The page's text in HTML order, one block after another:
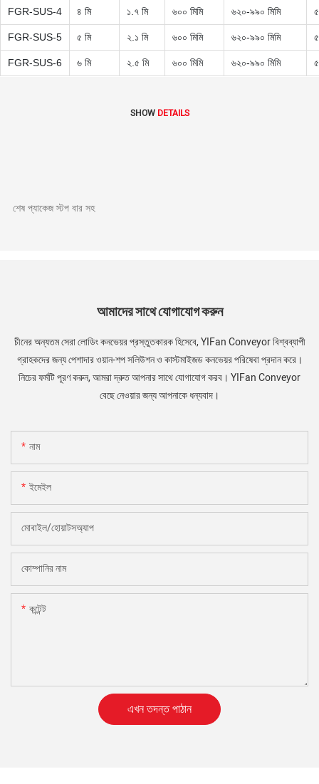
FGR-SUS-4 ৪ মি ১.৭ মি ৬০০ মিমি ৬২০-৯৯০ মিমি
FGR-SUS-5 ৫ মি ২.১ মি ৬০০ মিমি ৬২০-৯৯০ মিমি
FGR-SUS-6 ৬ মি ২.৫ মি ৬০০ মিমি ৬২০-৯৯০ মিমি
SHOW DETAILS
শেষ প্যাকেজ স্টপ বার সহ
আমাদের সাথে যোগাযোগ করুন
চীনের অন্যতম সেরা লোডিং কনভেয়র প্রস্তুতকারক হিসেবে, YIFan Conveyor বিশ্বব্যাপী
গ্রাহকদের জন্য পেশাদার ওয়ান-শপ সলিউশন ও কাস্টমাইজড কনভেয়র পরিষেবা প্রদান করে।
নিচের ফর্মটি পূরণ করুন, আমরা দ্রুত আপনার সাথে যোগাযোগ করব। YIFan Conveyor
বেছে নেওয়ার জন্য আপনাকে ধন্যবাদ।
নাম
ইমেইল
মোবাইল/হোয়াটসঅ্যাপ
কোম্পানির নাম
কন্টেন্ট
এখন তদন্ত পাঠান